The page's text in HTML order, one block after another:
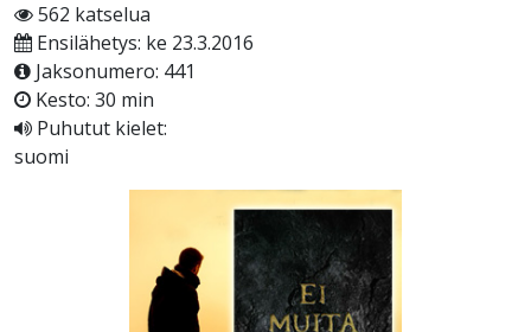
562 katselua
Ensilähetys: ke 23.3.2016
Jaksonumero: 441
Kesto: 30 min
Puhutut kielet:
suomi